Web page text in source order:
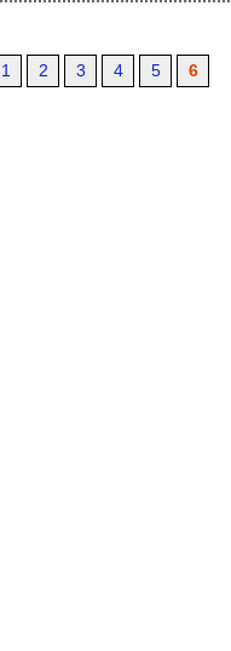
1 2 3 4 5 6